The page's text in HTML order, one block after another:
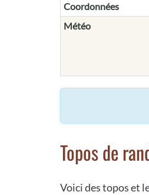
Coordonnées
Météo
Topos de
Voici des topos et